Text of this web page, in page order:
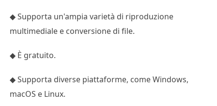
◆ Supporta un'ampia varietà di riproduzione
multimediale e conversione di file.
◆ È gratuito.
◆ Supporta diverse piattaforme, come Windows,
macOS e Linux.